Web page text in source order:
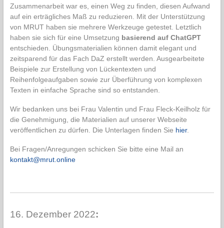
Zusammenarbeit war es, einen Weg zu finden, diesen Aufwand
auf ein erträgliches Maß zu reduzieren. Mit der Unterstützung
von MRUT haben sie mehrere Werkzeuge getestet. Letztlich
haben sie sich für eine Umsetzung basierend auf ChatGPT
entschieden. Übungsmaterialien können damit elegant und
zeitsparend für das Fach DaZ erstellt werden. Ausgearbeitete
Beispiele zur Erstellung von Lückentexten und
Reihenfolgeaufgaben sowie zur Überführung von komplexen
Texten in einfache Sprache sind so entstanden.
Wir bedanken uns bei Frau Valentin und Frau Fleck-Keilholz für
die Genehmigung, die Materialien auf unserer Webseite
veröffentlichen zu dürfen. Die Unterlagen finden Sie hier.
Bei Fragen/Anregungen schicken Sie bitte eine Mail an
kontakt@mrut.online
16. Dezember 2022: